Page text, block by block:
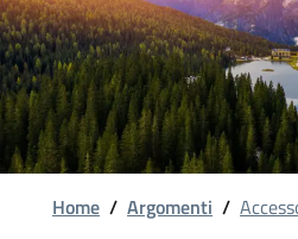
Home / Argomenti /